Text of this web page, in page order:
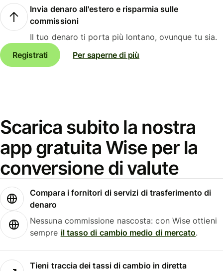
Invia denaro all'estero e risparmia sulle
commissioni
Il tuo denaro ti porta più lontano, ovunque tu sia.
Registrati
Per saperne di più
Scarica subito la nostra
app gratuita Wise per la
conversione di valute
Compara i fornitori di servizi di trasferimento di
denaro
Nessuna commissione nascosta: con Wise ottieni
sempre il tasso di cambio medio di mercato.
Tieni traccia dei tassi di cambio in diretta